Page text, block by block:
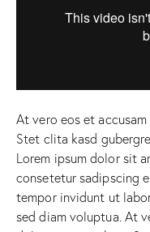
At vero eos et
Stet clita kasd
Lorem ipsum dolor sit
consetetur sadipscing
tempor invidunt ut
sed diam voluptua. At